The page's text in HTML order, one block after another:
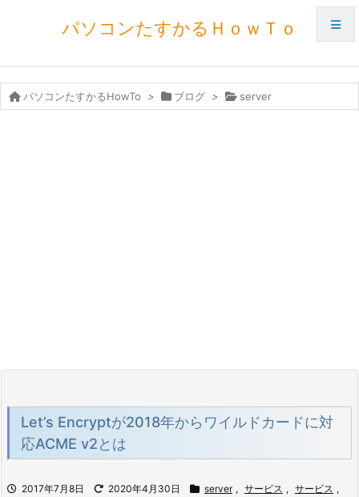
パソコンたすかるＨｏｗＴｏ
パソコンたすかるHowTo > ブログ > server
Let’s Encryptが2018年からワイルドカードに対
応ACME v2とは
2017年7月8日 2020年4月30日 server , サービス , サービス ,